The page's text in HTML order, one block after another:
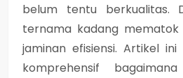
belum tentu berkualitas.
ternama kadang
jaminan efisiensi. Artikel
komprehensif